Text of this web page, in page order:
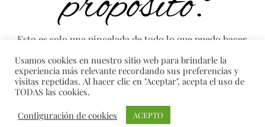
Esto es solo una pincelada de todo lo que puedo hacer.
Si buscas algo único, podemos imaginarlo juntas.
Usamos cookies en nuestro sitio web para brindarle la
experiencia más relevante recordando sus preferencias y
visitas repetidas. Al hacer clic en "Aceptar", acepta el uso de
TODAS las cookies.
Configuración de cookies
ACEPTO